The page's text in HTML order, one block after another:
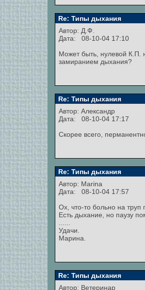
Re: Типы дыхания
Автор: Д.Ф.
Дата: 08-10-04 17:10
Может быть, нулевой К.П.
замиранием дыхания?
Re: Типы дыхания
Автор: Александр
Дата: 08-10-04 17:17
Скорее всего,
Re: Типы дыхания
Автор: Marina
Дата: 08-10-04 17:57
Ох, что-то больно на труп
Есть дыхание, но паузу
Удачи.
Марина.
Re: Типы дыхания
Автор: Ветеринар